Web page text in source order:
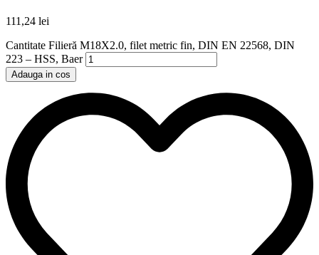
111,24 lei
Cantitate Filieră M18X2.0, filet metric fin, DIN EN 22568, DIN
223 – HSS, Baer
Adauga in cos